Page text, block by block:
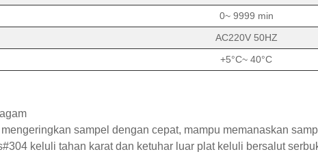
0~ 9999 min
AC220V 50HZ
+5°C~ 40°C
sampel dengan cepat, mampu memanaskan
keluli tahan karat dan ketuhar luar plat keluli bersalut